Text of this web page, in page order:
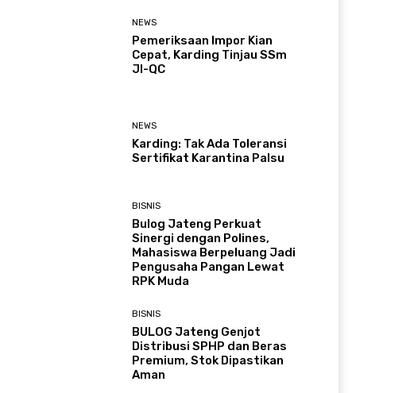
NEWS
Pemeriksaan Impor Kian
Cepat, Karding Tinjau SSm
JI-QC
NEWS
Karding: Tak Ada Toleransi
Sertifikat Karantina Palsu
BISNIS
Bulog Jateng Perkuat
Sinergi dengan Polines,
Mahasiswa Berpeluang Jadi
Pengusaha Pangan Lewat
RPK Muda
BISNIS
BULOG Jateng Genjot
Distribusi SPHP dan Beras
Premium, Stok Dipastikan
Aman